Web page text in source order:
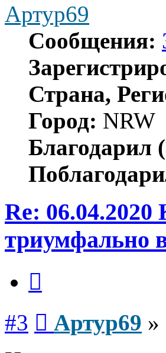
Артур69
Сообщения:
Страна,
Город: NRW
Благодарил
Re:
триумфально
#3 Артур69 »